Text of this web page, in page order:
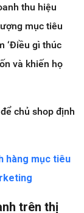
thu hiệu
mục tiêu
‘Điều gì thúc
và khiến họ
chủ shop định
hàng mục tiêu
trên thị